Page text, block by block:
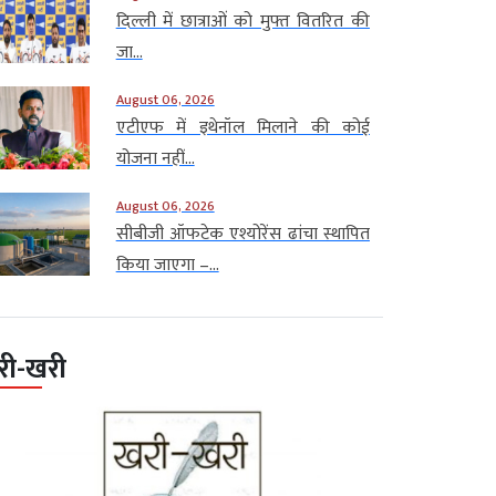
दिल्ली में छात्राओं को मुफ्त वितरित की
जा...
August 06, 2026
एटीएफ में इथेनॉल मिलाने की कोई
योजना नहीं...
August 06, 2026
सीबीजी ऑफटेक एश्योरेंस ढांचा स्थापित
किया जाएगा –...
खरी